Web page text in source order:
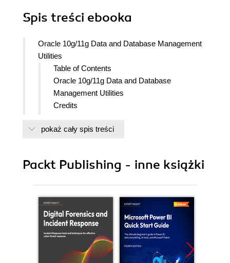
Spis treści ebooka
Oracle 10g/11g Data and Database Management
Utilities
Table of Contents
Oracle 10g/11g Data and Database
Management Utilities
Credits
About the Reviewer
What you need for this book
Reader feedback
Customer support
Downloading the example code for
the book
Errata
pokaż cały spis treści
Packt Publishing - inne książki